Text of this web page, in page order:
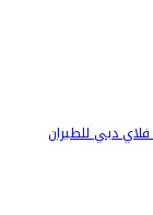
دبي للطيران